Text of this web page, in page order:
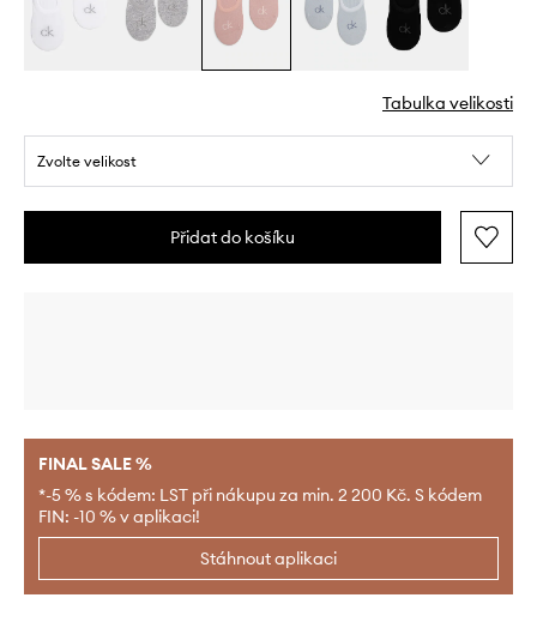
Tabulka velikosti
Zvolte velikost
Přidat do košíku
FINAL SALE %
*-5 % s kódem: LST při nákupu za min. 2 200 Kč. S kódem
FIN: -10 % v aplikaci!
Stáhnout aplikaci